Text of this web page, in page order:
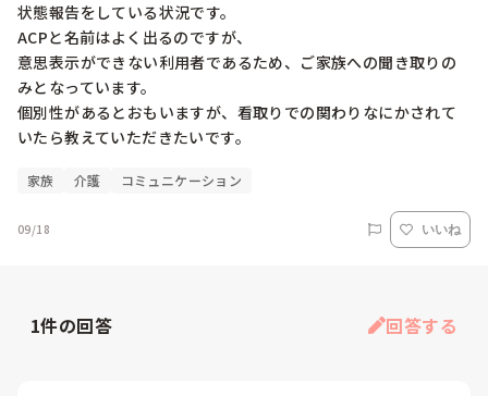
状態報告をしている状況です。
ACPと名前はよく出るのですが、
意思表示ができない利用者であるため、ご家族への聞き取りの
みとなっています。
個別性があるとおもいますが、看取りでの関わりなにかされて
いたら教えていただきたいです。
家族 介護 コミュニケーション
09/18 いいね
1件の回答 回答する